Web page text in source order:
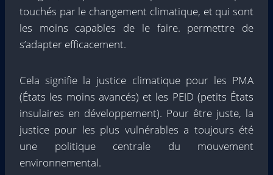
touchés par le changement climatique, et qui sont
les moins capables de le faire. permettre de
s’adapter efficacement.
Cela signifie la justice climatique pour les PMA
(États les moins avancés) et les PEID (petits États
insulaires en développement). Pour être juste, la
justice pour les plus vulnérables a toujours été
une politique centrale du mouvement
environnemental.